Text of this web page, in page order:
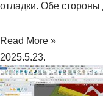
отладки. Обе стороны
Read More »
2025.5.23.